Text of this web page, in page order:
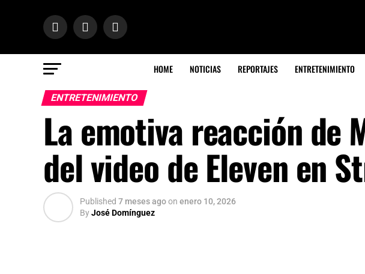
HOME NOTICIAS REPORTAJES ENTRETENIMIENTO
ENTRETENIMIENTO
La emotiva reacción de
del video de Eleven en
Published 7 meses agoon enero 10, 2026
ByJosé Domínguez